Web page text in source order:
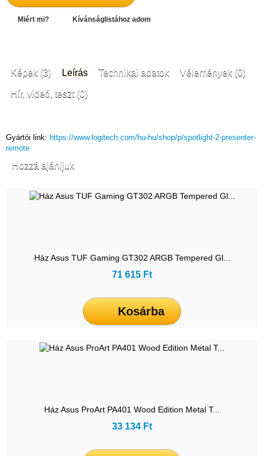
Miért mi? Kívánságlistához adom
Képek (3) Leírás Technikai adatok Vélemények (0)
Hír, videó, teszt (0)
Gyártói link: https://www.logitech.com/hu-hu/shop/p/spotlight-2-presenter-
remote
Hozzá ajánljuk
Ház Asus TUF Gaming GT302 ARGB Tempered Gl...
71 615 Ft
Kosárba
Ház Asus ProArt PA401 Wood Edition Metal T...
33 134 Ft